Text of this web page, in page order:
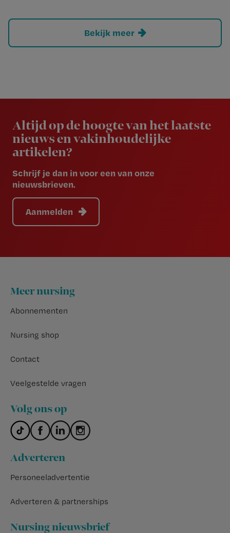
Bekijk meer
Altijd op de hoogte van het laatste
nieuws en vakinhoudelijke
artikelen?
Schrijf je dan in voor een van onze
nieuwsbrieven.
Aanmelden
Footer
Meer nursing
Abonnementen
Nursing shop
Contact
Veelgestelde vragen
Volg ons op
Adverteren
Personeeladvertentie
Adverteren & partnerships
Nursing nieuwsbrief